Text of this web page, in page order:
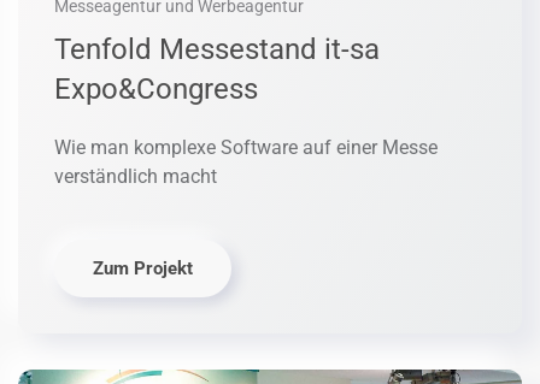
Messeagentur und Werbeagentur
Tenfold Messestand it-sa
Expo&Congress
Wie man komplexe Software auf einer Messe
verständlich macht
Zum Projekt